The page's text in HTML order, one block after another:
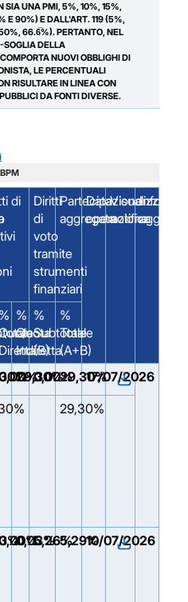
SIA UNA PMI, 5%, 10%, 15%,
90%) E DALL'ART. 119 (5%,
66.6̅%). PERTANTO, NEL
SOGLIA DELLA
NUOVI OBBLIGHI DI
LE PERCENTUALI
RISULTARE IN LINEA CON
DA FONTI DIVERSE.
di
Diritti
di
voto
tramite
strumenti
finanziari
Partecipazione
aggregata
Data
operazione
Visualizza
notifica
Info
%
Diretta
%
Quota
Indiretta
%
Subtotale
(B)
%
Totale
(A+B)
29,30%
0,00%29,30%17/07/2026
29,30%
0,03%
5,26%5,29%10/07/2026